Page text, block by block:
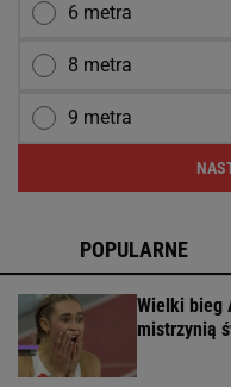
6 metra
8 metra
9 metra
POPULARNE
Wielki bieg
mistrzynią